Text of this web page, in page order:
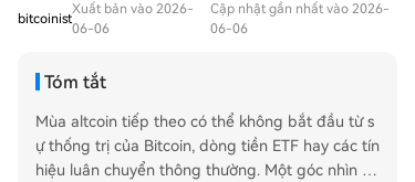
bitcoinist
Xuất bản vào 2026-
06-06
Cập nhật gần nhất vào 2026-
06-06
Tóm tắt
Mùa altcoin tiếp theo có thể không bắt đầu từ s
ự thống trị của Bitcoin, dòng tiền ETF hay các tín
hiệu luân chuyển thông thường. Một góc nhìn th